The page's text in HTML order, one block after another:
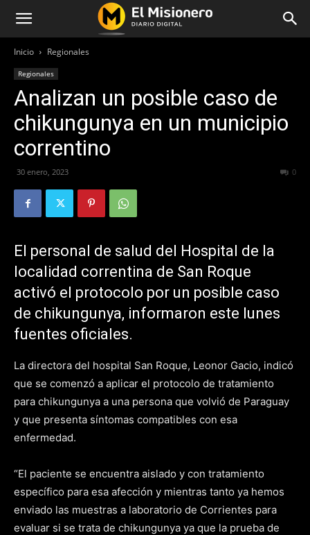
Inicio Regionales
Regionales
Analizan un posible caso de
chikungunya en un municipio
correntino
30 enero, 2023 0
El personal de salud del Hospital de la
localidad correntina de San Roque
activó el protocolo por un posible caso
de chikungunya, informaron este lunes
fuentes oficiales.
La directora del hospital San Roque, Leonor Gacio, indicó
que se comenzó a aplicar el protocolo de tratamiento
para chikungunya a una persona que volvió de Paraguay
y que presenta síntomas compatibles con esa
enfermedad.
“El paciente se encuentra aislado y con tratamiento
específico para esa afección y mientras tanto ya hemos
enviado las muestras a laboratorio de Corrientes para
evaluar si se trata de chikungunya ya que la prueba de